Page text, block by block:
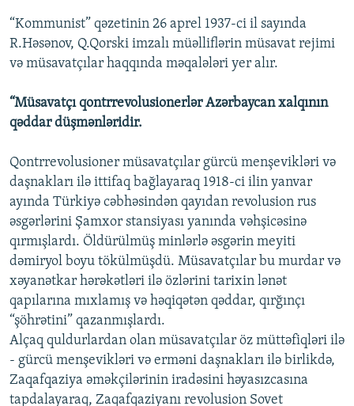
XƏBƏR BÜLLETENLƏRIMIZ
“Kommunist” qəzetinin 26 aprel 1937-ci il sayında
R.Həsənov, Q.Qorski imzalı müəlliflərin müsavat rejimi
və müsavatçılar haqqında məqalələri yer alır.
“Müsavatçı qontrrevolusionerlər Azərbaycan xalqının
qəddar düşmənləridir.
Qontrrevolusioner müsavatçılar gürcü menşevikləri və
daşnakları ilə ittifaq bağlayaraq 1918-ci ilin yanvar
ayında Türkiyə cəbhəsindən qayıdan revolusion rus
əsgərlərini Şamxor stansiyası yanında vəhşicəsinə
qırmışlardı. Öldürülmüş minlərlə əsgərin meyiti
dəmiryol boyu tökülmüşdü. Müsavatçılar bu murdar və
xəyanətkar hərəkətləri ilə özlərini tarixin lənət
qapılarına mıxlamış və həqiqətən qəddar, qırğınçı
“şöhrətini” qazanmışlardı.
Alçaq quldurlardan olan müsavatçılar öz müttəfiqləri ilə
- gürcü menşevikləri və erməni daşnakları ilə birlikdə,
Zaqafqaziya əməkçilərinin iradəsini həyasızcasına
tapdalayaraq, Zaqafqaziyanı revolusion Sovet